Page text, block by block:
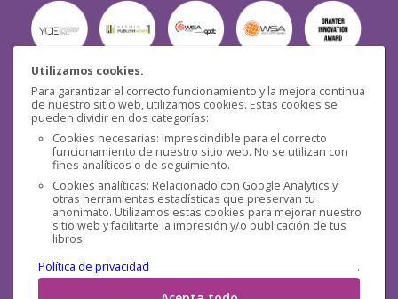
Utilizamos cookies.
Para garantizar el correcto funcionamiento y la mejora continua
de nuestro sitio web, utilizamos cookies. Estas cookies se
pueden dividir en dos categorías:
Cookies necesarias: Imprescindible para el correcto
funcionamiento de nuestro sitio web. No se utilizan con
fines analíticos o de seguimiento.
Cookies analíticas: Relacionado con Google Analytics y
otras herramientas estadísticas que preservan tu
anonimato. Utilizamos estas cookies para mejorar nuestro
sitio web y facilitarte la impresión y/o publicación de tus
libros.
Política de privacidad
.
Seguridad
Redes sociales